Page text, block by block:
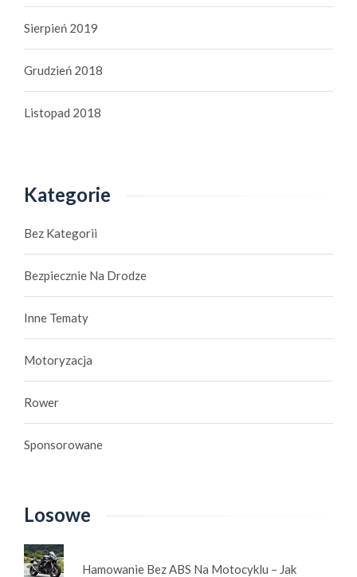
Sierpień 2019
Grudzień 2018
Listopad 2018
Kategorie
Bez Kategorii
Bezpiecznie Na Drodze
Inne Tematy
Motoryzacja
Rower
Sponsorowane
Losowe
Hamowanie Bez ABS Na Motocyklu – Jak